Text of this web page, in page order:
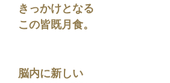
きっかけとなる
この皆既月食。
脳内に新しい